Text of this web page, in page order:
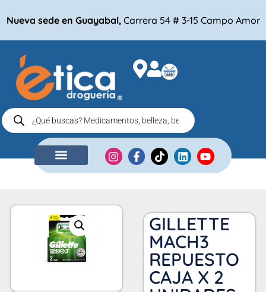
Nueva sede en Guayabal, Carrera 54 # 3-15 Campo Amor
GILLETTE
MACH3
REPUESTO
CAJA X 2